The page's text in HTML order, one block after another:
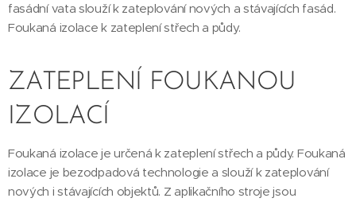
fasádní vata slouží k zateplování nových a stávajících fasád.
Foukaná izolace k zateplení střech a půdy.
ZATEPLENÍ FOUKANOU
IZOLACÍ
Foukaná izolace je určená k zateplení střech a půdy. Foukaná
izolace je bezodpadová technologie a slouží k zateplování
nových i stávajících objektů. Z aplikačního stroje jsou